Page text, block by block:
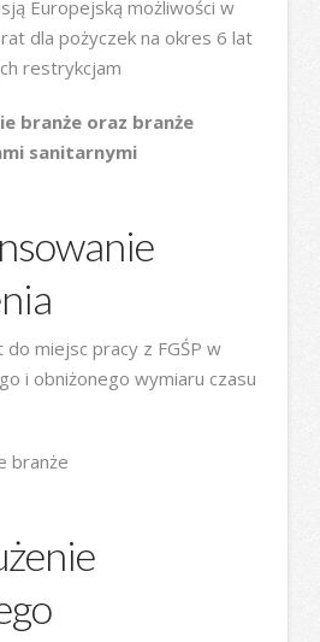
Europejską możliwości w
dla pożyczek na okres 6 lat
restrykcjam
branże oraz branże
sanitarnymi
do miejsc pracy z FGŚP w
i obniżonego wymiaru czasu
branże